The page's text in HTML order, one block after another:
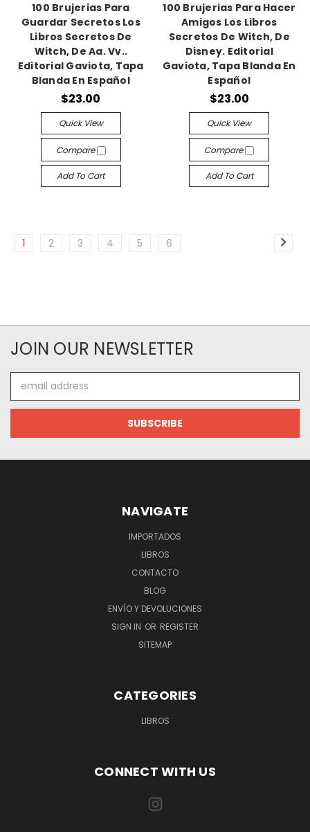
100 Brujerias Para
Guardar Secretos Los
Libros Secretos De
Witch, De Aa. Vv..
Editorial Gaviota, Tapa
Blanda En Español
$23.00
Quick View
Compare
Add To Cart
100 Brujerias Para Hacer
Amigos Los Libros
Secretos De Witch, De
Disney. Editorial
Gaviota, Tapa Blanda En
Español
$23.00
Quick View
Compare
Add To Cart
1 2 3 4 5 6
JOIN OUR NEWSLETTER
Address
NAVIGATE
IMPORTADOS
LIBROS
CONTACTO
BLOG
ENVÍO Y DEVOLUCIONES
SIGN IN OR REGISTER
SITEMAP
CATEGORIES
LIBROS
CONNECT WITH US